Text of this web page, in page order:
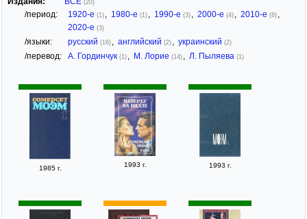
(20)
/период: 1920-е (1) , 1980-е (1) , 1990-е (3) , 2000-е (4) , 2010-е (8) ,
2020-е (3)
/языки: русский (16) , английский (2) , украинский (2)
/перевод: А. Гординчук (1) , М. Лорие (14) , Л. Пыляева (1)
1985 г. 1993 г. 1993 г.